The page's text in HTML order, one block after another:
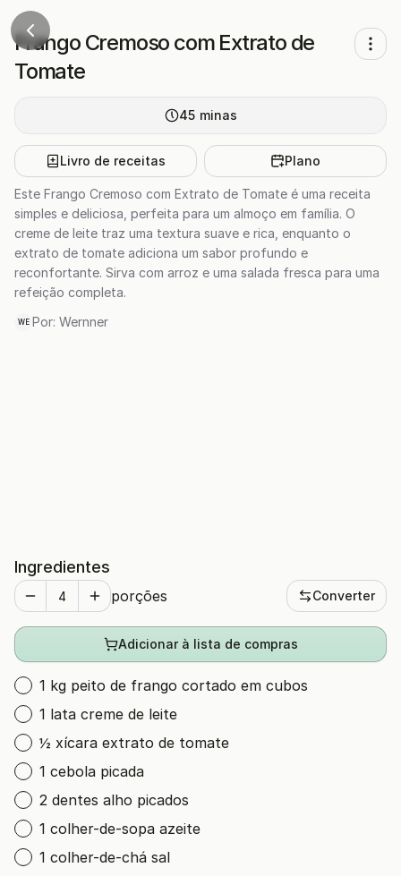
Frango Cremoso com Extrato de
Tomate
45 minas
Livro de receitas Plano
Este Frango Cremoso com Extrato de Tomate é uma receita
simples e deliciosa, perfeita para um almoço em família. O
creme de leite traz uma textura suave e rica, enquanto o
extrato de tomate adiciona um sabor profundo e
reconfortante. Sirva com arroz e uma salada fresca para uma
refeição completa.
WE Por: Wernner
Ingredientes
porções Converter
Adicionar à lista de compras
1 kg peito de frango cortado em cubos
1 lata creme de leite
½ xícara extrato de tomate
1 cebola picada
2 dentes alho picados
1 colher-de-sopa azeite
1 colher-de-chá sal